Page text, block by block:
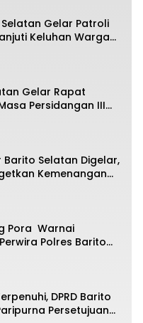
Gelar Patroli
Keluhan Warga
Remaja Nongkrong
Gelar Rapat
Persidangan III
Barito Selatan Digelar,
Kemenangan
Mendatang
Pora Warnai
Polres Barito
Pensiun
DPRD Barito
Persetujuan